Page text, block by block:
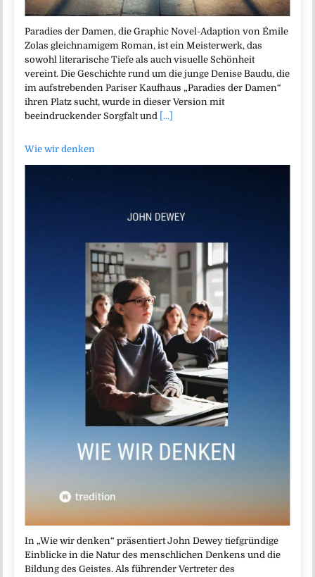
Paradies der Damen, die Graphic Novel-Adaption von Émile
Zolas gleichnamigem Roman, ist ein Meisterwerk, das
sowohl literarische Tiefe als auch visuelle Schönheit
vereint. Die Geschichte rund um die junge Denise Baudu, die
im aufstrebenden Pariser Kaufhaus „Paradies der Damen“
ihren Platz sucht, wurde in dieser Version mit
beeindruckender Sorgfalt und [...]
Wie wir denken
In „Wie wir denken“ präsentiert John Dewey tiefgründige
Einblicke in die Natur des menschlichen Denkens und die
Bildung des Geistes. Als führender Vertreter des